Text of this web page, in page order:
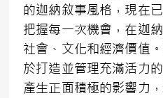
的迦納敘事風格，現在
把握每一次機會，在迦
社會、文化和經濟價值
於打造並管理充滿活力
產生正面積極的影響力